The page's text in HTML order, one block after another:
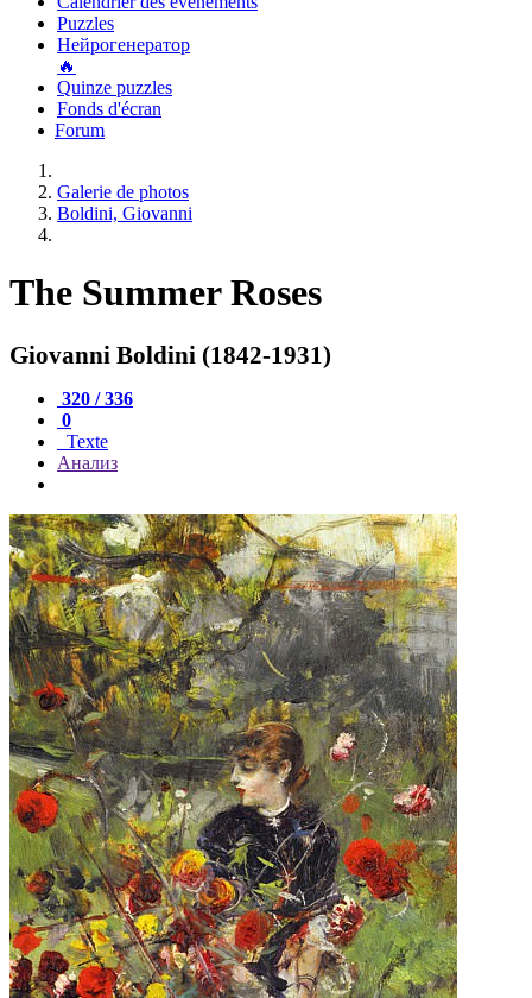
Puzzles
Нейрогенератор
🔥
Quinze puzzles
Fonds d'écran
Forum
Galerie de photos
Boldini, Giovanni
The Summer Roses
Giovanni Boldini (1842-1931)
320 / 336
0
Texte
Анализ